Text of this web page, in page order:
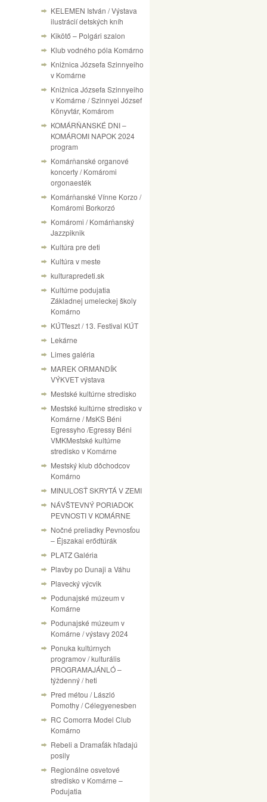
KELEMEN István / Výstava
ilustrácií detských kníh
Kikötő – Polgári szalon
Klub vodného póla Komárno
Knižnica Józsefa Szinnyeiho
v Komárne
Knižnica Józsefa Szinnyeiho
v Komárne / Szinnyei József
Könyvtár, Komárom
KOMÁRŇANSKÉ DNI –
KOMÁROMI NAPOK 2024
program
Komárňanské organové
koncerty / Komáromi
orgonaesték
Komárňanské Vínne Korzo /
Komáromi Borkorzó
Komáromi / Komárňanský
Jazzpiknik
Kultúra pre deti
Kultúra v meste
kulturapredeti.sk
Kultúrne podujatia
Základnej umeleckej školy
Komárno
KÚTfeszt / 13. Festival KÚT
Lekárne
Limes galéria
MAREK ORMANDÍK
VÝKVET výstava
Mestské kultúrne stredisko
Mestské kultúrne stredisko v
Komárne / MsKS Béni
Egressyho /Egressy Béni
VMKMestské kultúrne
stredisko v Komárne
Mestský klub dôchodcov
Komárno
MINULOSŤ SKRYTÁ V ZEMI
NÁVŠTEVNÝ PORIADOK
PEVNOSTI V KOMÁRNE
Nočné preliadky Pevnosťou
– Éjszakai erődtúrák
PLATZ Galéria
Plavby po Dunaji a Váhu
Plavecký výcvik
Podunajské múzeum v
Komárne
Podunajské múzeum v
Komárne / výstavy 2024
Ponuka kultúrnych
programov / kulturális
PROGRAMAJÁNLÓ –
týždenný / heti
Pred métou / László
Pomothy / Célegyenesben
RC Comorra Model Club
Komárno
Rebeli a Dramaťák hľadajú
posily
Regionálne osvetové
stredisko v Komárne –
Podujatia